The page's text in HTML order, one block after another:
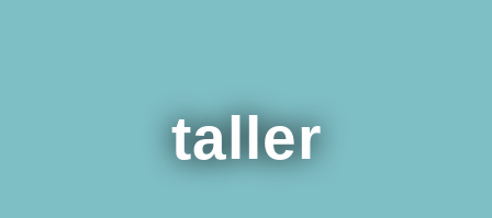
taller